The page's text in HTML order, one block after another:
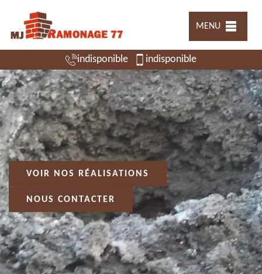
MENU
indisponible indisponible
VOIR NOS RÉALISATIONS
NOUS CONTACTER